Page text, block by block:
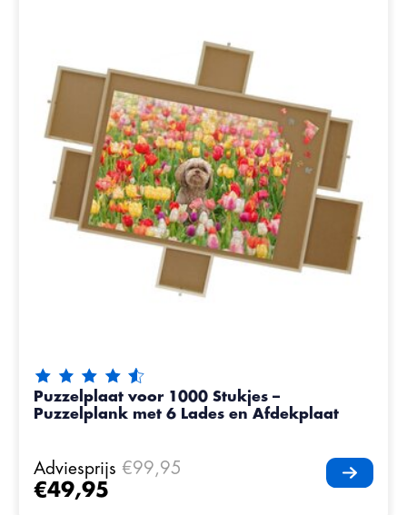
De beoordeling van dit product is
Puzzelplaat voor 1000 Stukjes –
Puzzelplank met 6 Lades en Afdekplaat
Adviesprijs €99,95
€49,95